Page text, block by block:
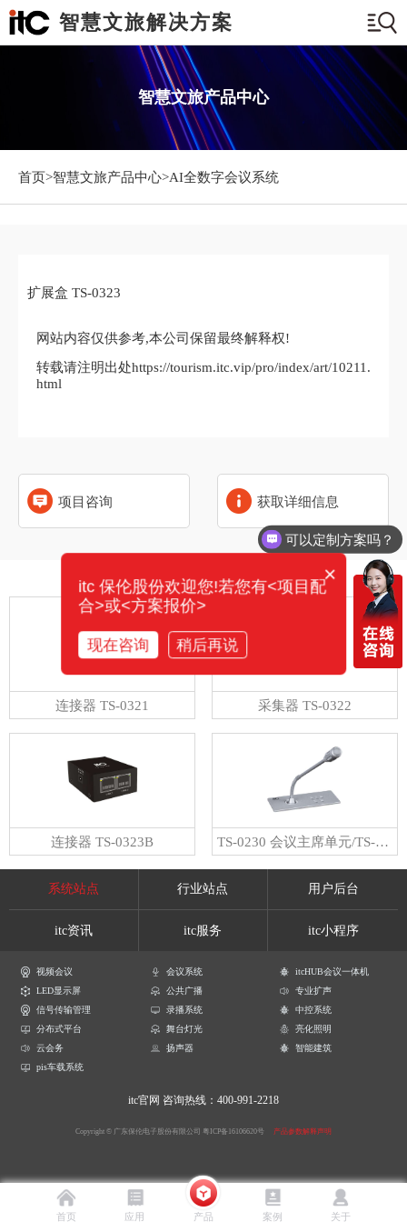
智慧文旅解决方案
智慧文旅产品中心
首页>智慧文旅产品中心>AI全数字会议系统
扩展盒 TS-0323
网站内容仅供参考,本公司保留最终解释权!
转载请注明出处https://tourism.itc.vip/pro/index/art/10211.
html
项目咨询 获取详细信息
相关产品
连接器 TS-0321 采集器 TS-0322
连接器 TS-0323B TS-0230 会议主席单元/TS-0230A 会议代表单元
系统站点 行业站点 用户后台
itc资讯 itc服务 itc小程序
视频会议 会议系统
itcHUB会议一体机
LED显示屏
公共广播
专业扩声
信号传输管理
录播系统
中控系统
分布式平台
舞台灯光
亮化照明
云会务
扬声器
智能建筑
pis车载系统
itc官网 咨询热线：400-991-2218
Copyright © 广东保伦电子股份有限公司 粤ICP备16106620号 产品参数解释声明
首页 应用 产品 案例 关于
可以定制方案吗？
×
itc 保伦股份欢迎您!若您有<项目配
合>或<方案报价>
现在咨询 稍后再说